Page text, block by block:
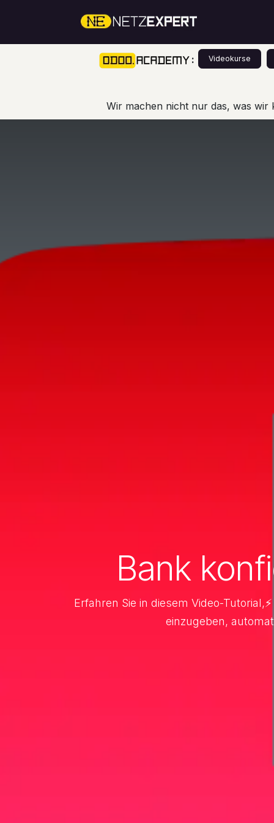
: Videokurse
Wir machen nicht nur das, was
Bank
Erfahren Sie in diesem Video-
einzugeben,